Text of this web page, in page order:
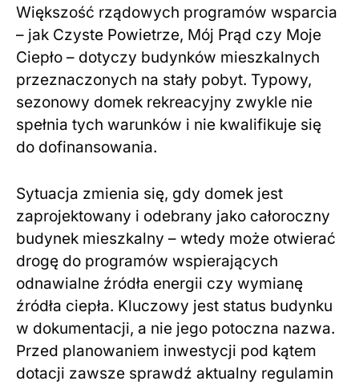
Większość rządowych programów wsparcia
– jak Czyste Powietrze, Mój Prąd czy Moje
Ciepło – dotyczy budynków mieszkalnych
przeznaczonych na stały pobyt. Typowy,
sezonowy domek rekreacyjny zwykle nie
spełnia tych warunków i nie kwalifikuje się
do dofinansowania.
Sytuacja zmienia się, gdy domek jest
zaprojektowany i odebrany jako całoroczny
budynek mieszkalny – wtedy może otwierać
drogę do programów wspierających
odnawialne źródła energii czy wymianę
źródła ciepła. Kluczowy jest status budynku
w dokumentacji, a nie jego potoczna nazwa.
Przed planowaniem inwestycji pod kątem
dotacji zawsze sprawdź aktualny regulamin